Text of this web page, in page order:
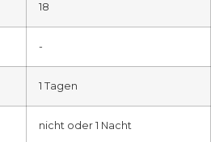
18
-
1 Tagen
nicht oder 1 Nacht